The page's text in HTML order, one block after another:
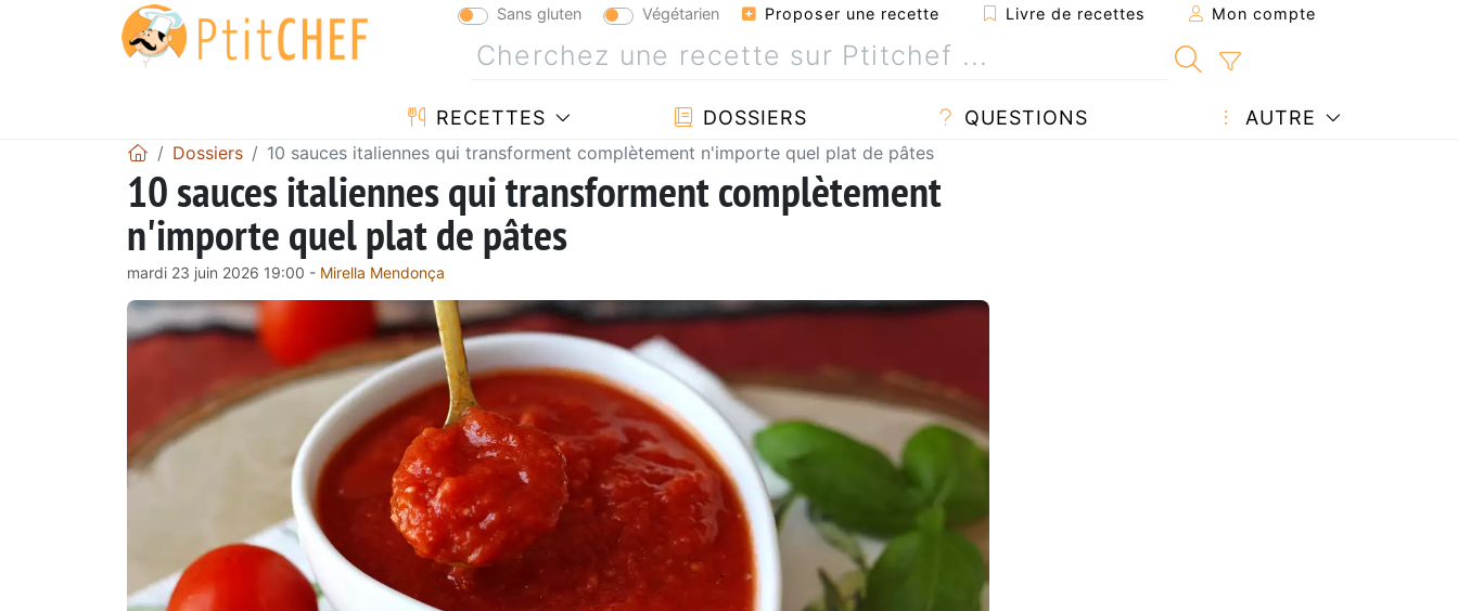
Sans gluten Végétarien Proposer une recette Livre de recettes Mon compte
RECETTES DOSSIERS QUESTIONS AUTRE
Dossiers 10 sauces italiennes qui transforment complètement n'importe quel plat de pâtes
10 sauces italiennes qui transforment complètement
n'importe quel plat de pâtes
mardi 23 juin 2026 19:00 - Mirella Mendonça